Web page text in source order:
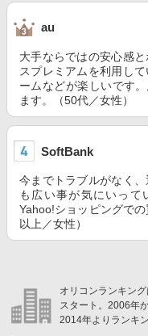
au
大手ならではの安心感
スプレミアムを利用し
ームなどが楽しいです
ます。（50代／女性）
SoftBank
今までトラブルがなく
も広い事が気にいって
Yahoo!ショッピングで
以上／女性）
オリコンランキン
スタート。2006年
2014年よりランキ